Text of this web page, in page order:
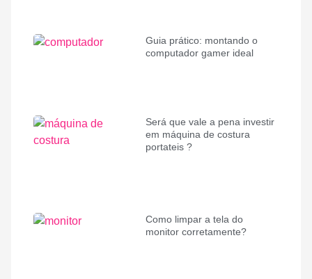
Guia prático: montando o
computador gamer ideal
Será que vale a pena investir
em máquina de costura
portateis ?
Como limpar a tela do
monitor corretamente?